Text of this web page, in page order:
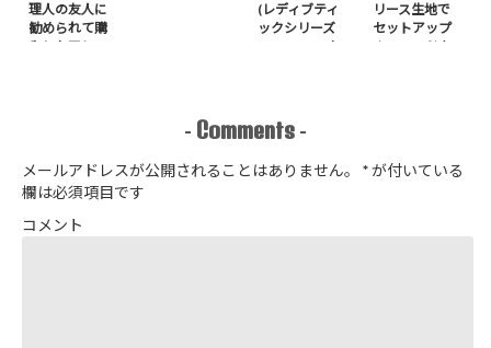
理人の友人に
勧められて購
入したアレ
(レディブティ
ックシリーズ
no.8272) か
アップジャケ
ットを作りま
リース生地で
セットアップ
＋スヌードを1
- Comments -
メールアドレスが公開されることはありません。 *が付いている
欄は必須項目です
コメント